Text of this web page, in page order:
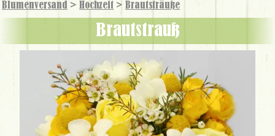
Blumenversand > Hochzeit > Brautsträuße
Brautstrauß